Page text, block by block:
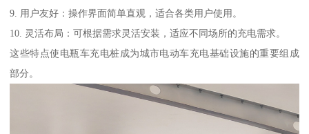
9. 用户友好：操作界面简单直观，适合各类用户使用。
10. 灵活布局：可根据需求灵活安装，适应不同场所的充电需求。
这些特点使电瓶车充电桩成为城市电动车充电基础设施的重要组成
部分。